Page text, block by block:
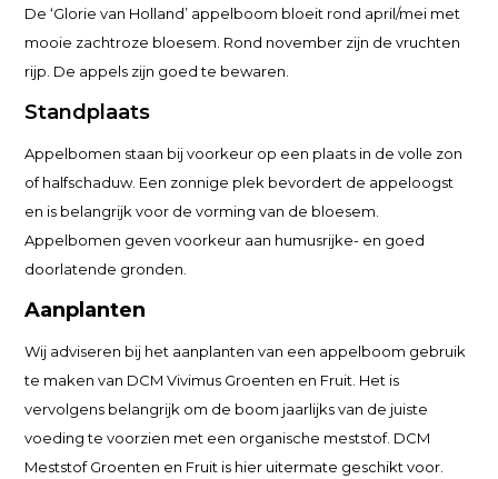
De ‘Glorie van Holland’ appelboom bloeit rond april/mei met
mooie zachtroze bloesem. Rond november zijn de vruchten
rijp. De appels zijn goed te bewaren.
Standplaats
Appelbomen staan bij voorkeur op een plaats in de volle zon
of halfschaduw. Een zonnige plek bevordert de appeloogst
en is belangrijk voor de vorming van de bloesem.
Appelbomen geven voorkeur aan humusrijke- en goed
doorlatende gronden.
Aanplanten
Wij adviseren bij het aanplanten van een appelboom gebruik
te maken van DCM Vivimus Groenten en Fruit. Het is
vervolgens belangrijk om de boom jaarlijks van de juiste
voeding te voorzien met een organische meststof. DCM
Meststof Groenten en Fruit is hier uitermate geschikt voor.